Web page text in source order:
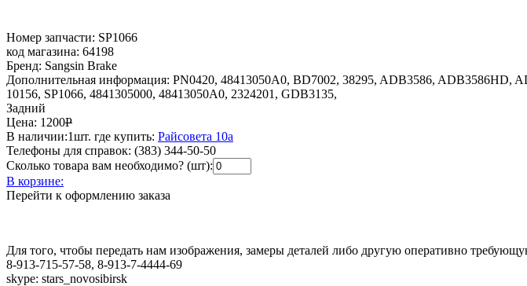
Номер запчасти: SP1066
код магазина: 64198
Бренд: Sangsin Brake
Дополнительная информация: PN0420, 48413050A0, BD7002, 38295, ADB3586, ADB3586HD,
10156, SP1066, 4841305000, 48413050A0, 2324201, GDB3135,
Задний
Цена: 1200Р
В наличии:1шт. где купить: Райсовета 10а
Телефоны для справок: (383) 344-50-50
Сколько товара вам необходимо? (шт):
В корзине:
Перейти к оформлению заказа
Для того, чтобы передать нам изображения, замеры деталей либо другую оперативно
8-913-715-57-58, 8-913-7-4444-69
skype: stars_novosibirsk